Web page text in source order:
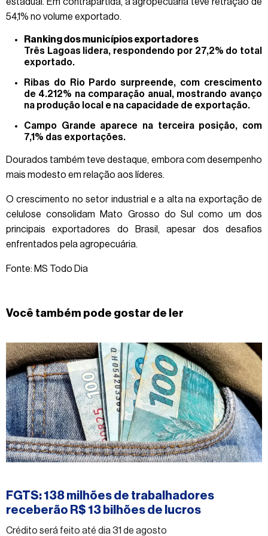
54,1% no volume exportado.
Ranking dos municípios exportadores
Três Lagoas lidera, respondendo por 27,2% do total
exportado.
Ribas do Rio Pardo surpreende, com crescimento
de 4.212% na comparação anual, mostrando avanço
na produção local e na capacidade de exportação.
Campo Grande aparece na terceira posição, com
7,1% das exportações.
Dourados também teve destaque, embora com desempenho
mais modesto em relação aos líderes.
O crescimento no setor industrial e a alta na exportação de
celulose consolidam Mato Grosso do Sul como um dos
principais exportadores do Brasil, apesar dos desafios
enfrentados pela agropecuária.
Fonte: MS Todo Dia
Você também pode gostar de ler
FGTS: 138 milhões de trabalhadores
receberão R$ 13 bilhões de lucros
Crédito será feito até dia 31 de agosto